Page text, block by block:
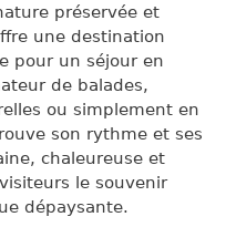
préservée et
une destination
pour un séjour en
de balades,
ou simplement en
son rythme et ses
chaleureuse et
le souvenir
dépaysante.